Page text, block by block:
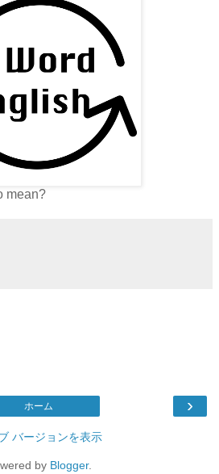
mean?
›
ホーム
バージョンを表示
by Blogger.